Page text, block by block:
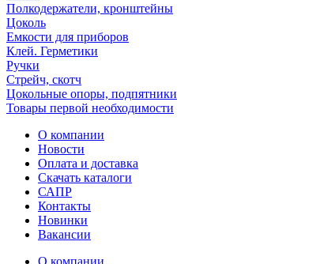
Полкодержатели, кронштейны
Цоколь
Емкости для приборов
Клей. Герметики
Ручки
Стрейч, скотч
Цокольные опоры, подпятники
Товары первой необходимости
О компании
Новости
Оплата и доставка
Скачать каталоги
САПР
Контакты
Новинки
Вакансии
О компании